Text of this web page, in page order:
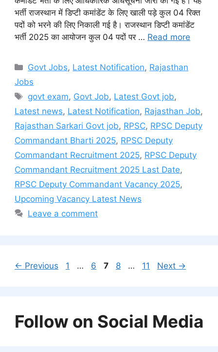
भर्ती राजस्थान में डिप्टी कमांडेंट के लिए खाली पड़े कुल 04 रिक्त
पदों को भरने की लिए निकाली गई है। राजस्थान डिप्टी कमांडेंट
भर्ती 2025 का आयोजन कुल 04 पदों पर … Read more
Categories
Govt Jobs, Latest Notification, Rajasthan
Jobs
Tags
govt exam, Govt Job, Latest Govt job,
Latest news, Latest Notification, Rajasthan Job,
Rajasthan Sarkari Govt job, RPSC, RPSC Deputy
Commandant Bharti 2025, RPSC Deputy
Commandant Recruitment 2025, RPSC Deputy
Commandant Recruitment 2025 Last Date,
RPSC Deputy Commandant Vacancy 2025,
Upcoming Vacancy Latest News
Leave a comment
← Previous Page
1 … Page
6 Page
7 Page
8 … Page
11 Next →
Follow on Social Media